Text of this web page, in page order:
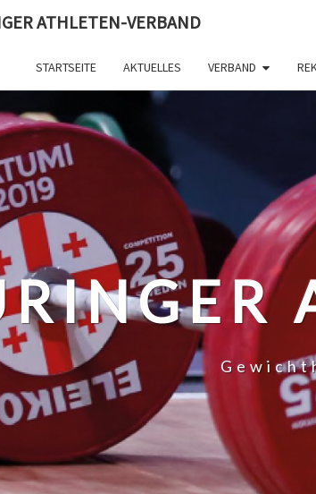
ATHLETEN-VERBAND
STARTSEITE AKTUELLES VERBAND